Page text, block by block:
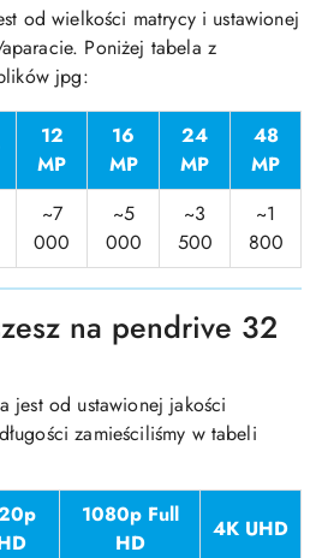
od wielkości matrycy i ustawionej
Poniżej tabela z
jpg:
12
MP
16
MP
24
MP
48
MP
~7
000
~5
000
~3
500
~1
800
na pendrive 32
jest od ustawionej jakości
zamieściliśmy w tabeli
1080p Full
HD
4K UHD